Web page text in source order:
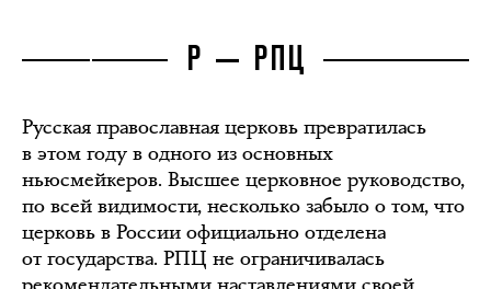
Р — РПЦ
Русская православная церковь превратилась
в этом году в одного из основных
ньюсмейкеров. Высшее церковное руководство,
по всей видимости, несколько забыло о том, что
церковь в России официально отделена
от государства. РПЦ не ограничивалась